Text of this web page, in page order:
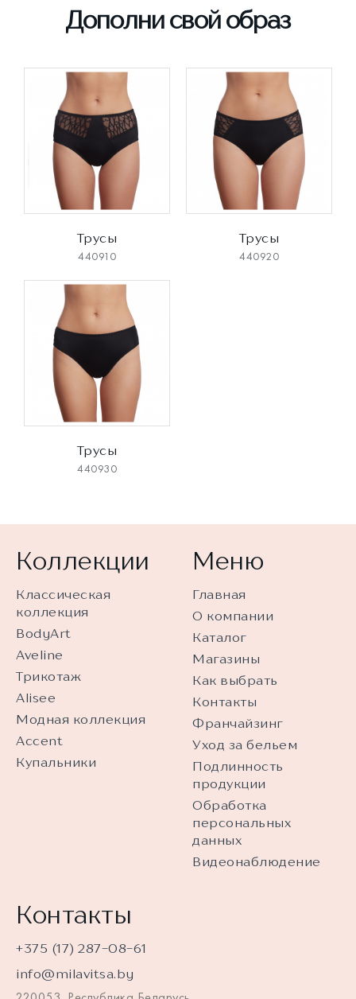
Дополни свой образ
Трусы
440910
Трусы
440920
Трусы
440930
Коллекции
Классическая
коллекция
BodyArt
Aveline
Трикотаж
Alisee
Модная коллекция
Accent
Купальники
Меню
Главная
О компании
Каталог
Магазины
Как выбрать
Контакты
Франчайзинг
Уход за бельем
Подлинность
продукции
Обработка
персональных
данных
Видеонаблюдение
Контакты
+375 (17) 287-08-61
info@milavitsa.by